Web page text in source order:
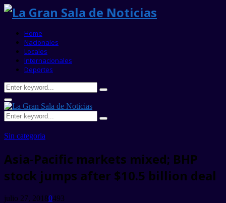
Home
Nacionales
Locales
Internacionales
Deportes
Search
for:
Search
Primary
Menu
Search
for:
Search
Sin categoria
Asia-Pacific markets mixed; BHP
stock jumps after $10.5 billion deal
julio 27, 20180493